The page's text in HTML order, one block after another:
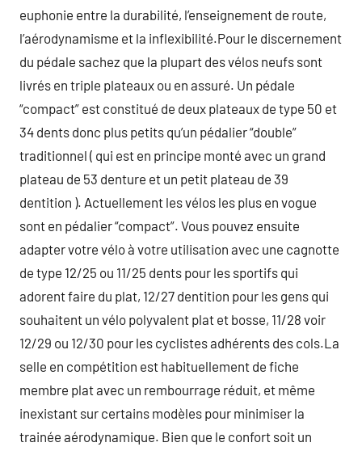
euphonie entre la durabilité, l’enseignement de route,
l’aérodynamisme et la inflexibilité.Pour le discernement
du pédale sachez que la plupart des vélos neufs sont
livrés en triple plateaux ou en assuré. Un pédale
“compact” est constitué de deux plateaux de type 50 et
34 dents donc plus petits qu’un pédalier “double”
traditionnel ( qui est en principe monté avec un grand
plateau de 53 denture et un petit plateau de 39
dentition ). Actuellement les vélos les plus en vogue
sont en pédalier “compact”. Vous pouvez ensuite
adapter votre vélo à votre utilisation avec une cagnotte
de type 12/25 ou 11/25 dents pour les sportifs qui
adorent faire du plat, 12/27 dentition pour les gens qui
souhaitent un vélo polyvalent plat et bosse, 11/28 voir
12/29 ou 12/30 pour les cyclistes adhérents des cols.La
selle en compétition est habituellement de fiche
membre plat avec un rembourrage réduit, et même
inexistant sur certains modèles pour minimiser la
trainée aérodynamique. Bien que le confort soit un